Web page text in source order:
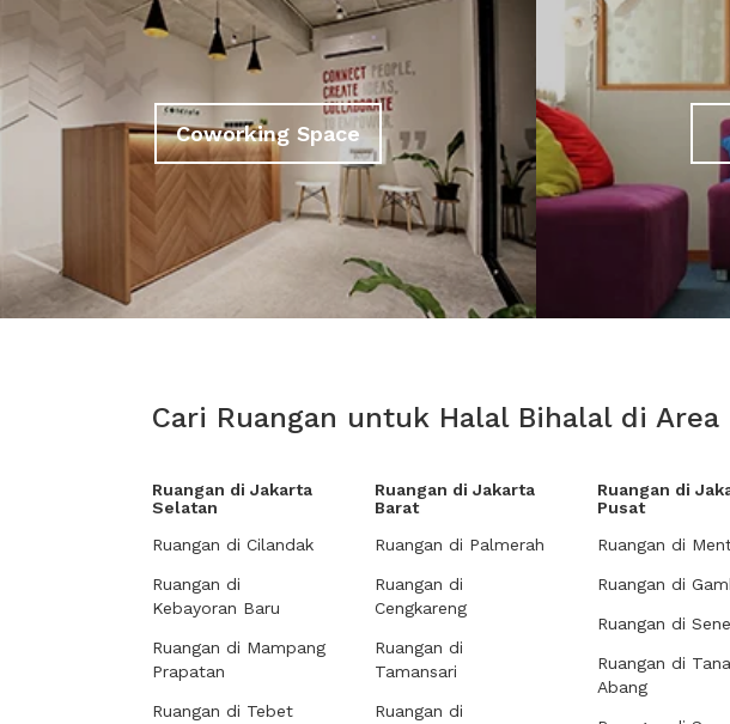
Coworking Space
Cari Ruangan untuk Halal Bihalal di Area
Ruangan di Jakarta
Selatan
Ruangan di Cilandak
Ruangan di
Kebayoran Baru
Ruangan di Mampang
Prapatan
Ruangan di Tebet
Ruangan di Jakarta
Barat
Ruangan di Palmerah
Ruangan di
Cengkareng
Ruangan di
Tamansari
Ruangan di
Ruangan di
Pusat
Ruangan di
Ruangan di
Ruangan di
Ruangan di
Abang